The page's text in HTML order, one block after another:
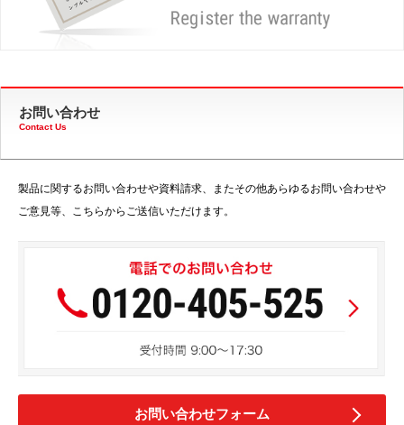
お問い合わせ
Contact Us
製品に関するお問い合わせや資料請求、またその他あらゆるお問い合わせや
ご意見等、こちらからご送信いただけます。
お問い合わせフォーム